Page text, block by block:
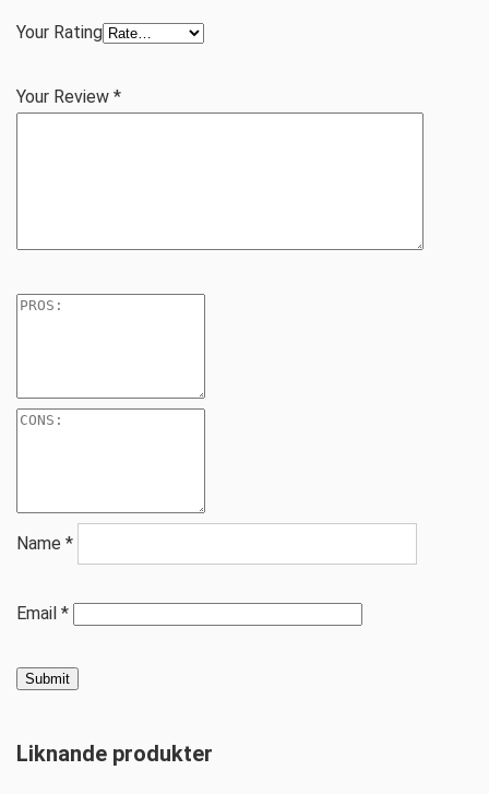
Your Rating
Your Review *
Name *
Email *
Liknande produkter